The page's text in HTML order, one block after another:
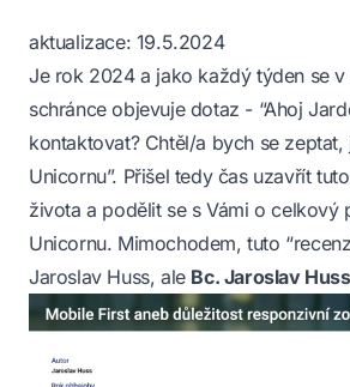
aktualizace: 19.5.2024
Je rok 2024 a jako každý týden se
schránce objevuje dotaz - “Ahoj
kontaktovat? Chtěl/a bych se
Unicornu”. Přišel tedy čas uzavřít
života a podělit se s Vámi o celkový
Unicornu. Mimochodem, tuto
Jaroslav Huss, ale Bc. Jaroslav